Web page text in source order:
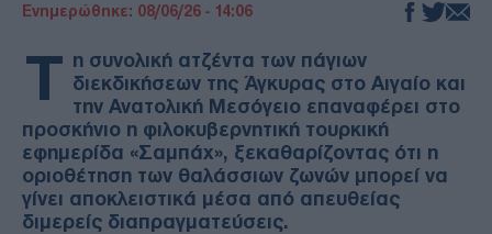
Ενημερώθηκε: 08/06/26 - 14:06
Τ η συνολική ατζέντα των πάγιων
διεκδικήσεων της Άγκυρας στο Αιγαίο και
την Ανατολική Μεσόγειο επαναφέρει στο
προσκήνιο η φιλοκυβερνητική τουρκική
εφημερίδα «Σαμπάχ», ξεκαθαρίζοντας ότι η
οριοθέτηση των θαλάσσιων ζωνών μπορεί να
γίνει αποκλειστικά μέσα από απευθείας
διμερείς διαπραγματεύσεις.